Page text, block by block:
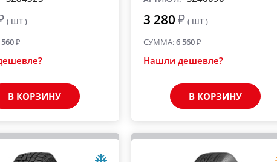
( ШТ )
₽
В КОРЗИНУ
3 280₽ ( ШТ )
СУММА:6 560₽
Нашли дешевле?
В КОРЗИНУ